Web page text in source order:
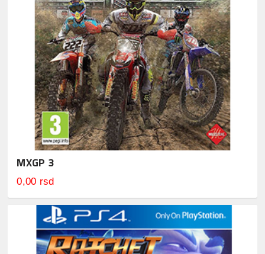
MXGP 3
0,00 rsd